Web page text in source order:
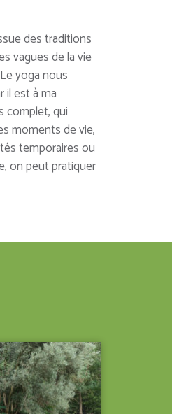
des traditions
vagues de la vie
yoga nous
il est à ma
complet, qui
moments de vie,
temporaires ou
on peut pratiquer